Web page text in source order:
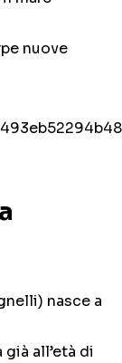
nuove
nasce a
all’età di